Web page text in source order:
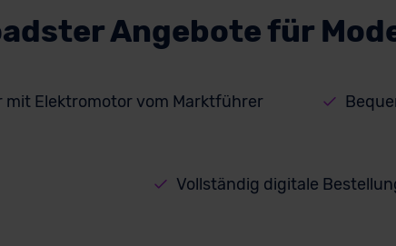
Angebote für
mit Elektromotor vom Marktführer
Vollständig digitale